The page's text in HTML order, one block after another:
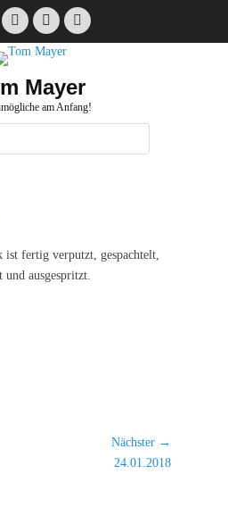
E-
Mail
InstagramWebsite
Mayer
am Anfang!
fertig verputzt, gespachtelt,
ausgespritzt.
Nächster →
24.01.2018